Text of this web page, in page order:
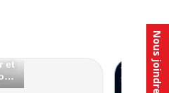
Nous joindre